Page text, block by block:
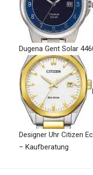
Dugena Gent Solar
Designer Uhr Citizen
– Kaufberatung